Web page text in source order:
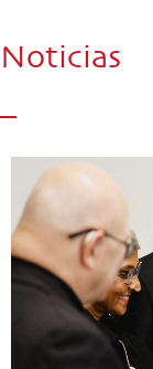
Noticias